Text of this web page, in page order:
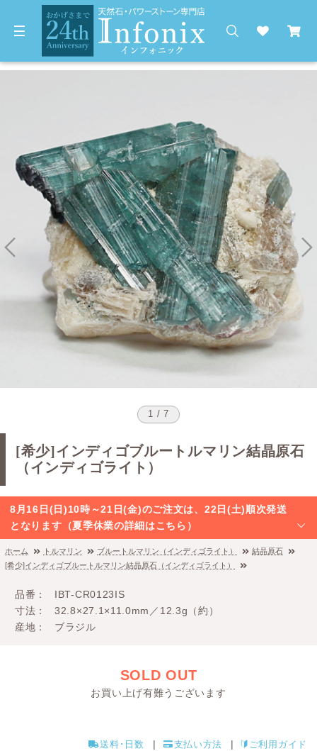
1 / 7
[希少]インディゴブルートルマリン結晶原石
（インディゴライト）
8月16日(日)10時～21日(金)のご注文は、22日(土)順次発送
となります（夏季休業の詳細はこちら）
ホーム トルマリン ブルートルマリン（インディゴライト）
結晶原石
[希少]インディゴブルートルマリン結晶原石（インディゴライト）
品番
IBT-CR0123IS
寸法
32.8×27.1×11.0mm／12.3g（約）
産地
ブラジル
SOLD OUT
お買い上げ有難うございます
送料･日数 支払い方法 ご利用ガイド